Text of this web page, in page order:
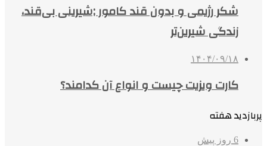
شکر رژیمی و بدون قند کامور ;شیرینی بی‌قند،
زندگی شیرین‌تر
۱۴۰۴/۰۹/۱۸
کارت ویزیت چیست و انواع آن کدامند؟
پربازدید هفته
6 روز پیش